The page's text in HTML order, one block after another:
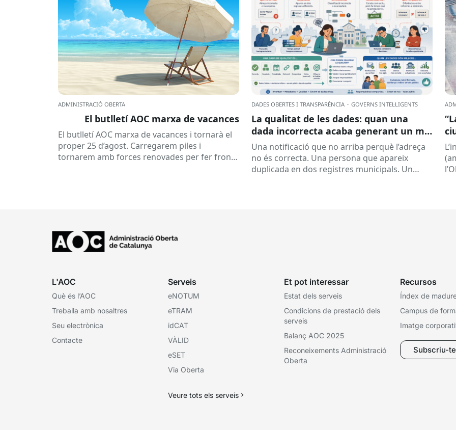
ADMINISTRACIÓ OBERTA
El butlletí AOC marxa de vacances
El butlletí AOC marxa de vacances i tornarà el
proper 25 d’agost. Carregarem piles i
tornarem amb forces renovades per fer front
DADES OBERTES I TRANSPARÈNCIA · GOVERNS INTEL·LIGENTS
La qualitat de les dades: quan una
dada incorrecta acaba generant un mal
servei
Una notificació que no arriba perquè l’adreça
no és correcta. Una persona que apareix
duplicada en dos registres municipals. Un
la
L'AOC
Què és l’AOC
Treballa amb nosaltres
Seu electrònica
Contacte
Serveis
eNOTUM
eTRAM
idCAT
VÀLID
eSET
Via Oberta
Veure tots els serveis
Et pot interessar
Estat dels serveis
Condicions de prestació dels
serveis
Balanç AOC 2025
Reconeixements Administració
Oberta
Recursos
Índex de
Campus de
Imatge
Subscriu-